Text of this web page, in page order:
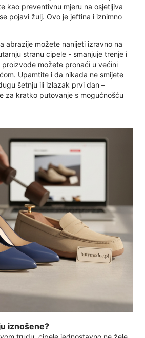
kao preventivnu mjeru na osjetljiva
pojavi žulj. Ovo je jeftina i iznimno
abrazije možete nanijeti izravno na
stranu cipele - smanjuje trenje i
možete pronaći u većini
Upamtite i da nikada ne smijete
šetnju ili izlazak prvi dan –
za kratko putovanje s mogućnošću
iznošene?